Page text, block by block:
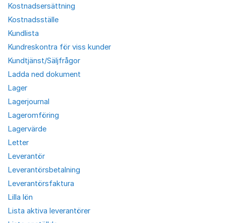
Kostnadsersättning
Kostnadsställe
Kundlista
Kundreskontra för viss kunder
Kundtjänst/Säljfrågor
Ladda ned dokument
Lager
Lagerjournal
Lageromföring
Lagervärde
Letter
Leverantör
Leverantörsbetalning
Leverantörsfaktura
Lilla lön
Lista aktiva leverantörer